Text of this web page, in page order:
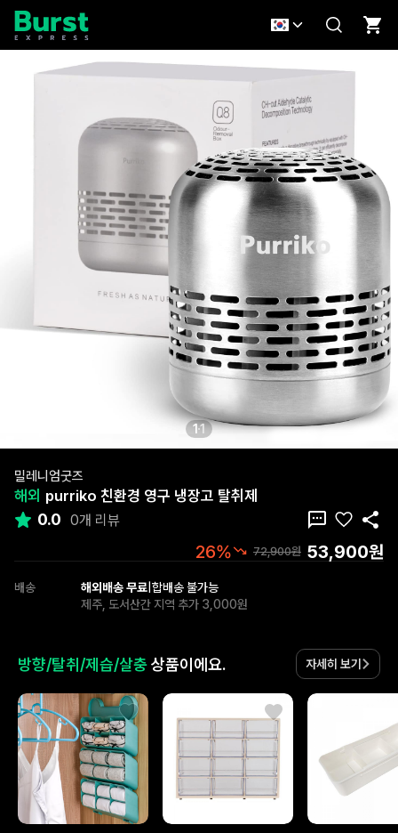
11
밀레니엄굿즈
해외 purriko 친환경 영구 냉장고 탈취제
0.0 0개 리뷰
26% 72,900원 53,900원
배송 해외배송 무료 합배송 불가능
제주, 도서산간 지역 추가 3,000원
방향/탈취/제습/살충상품이에요. 자세히 보기